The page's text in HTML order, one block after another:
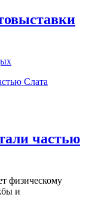
частью
физическому
и